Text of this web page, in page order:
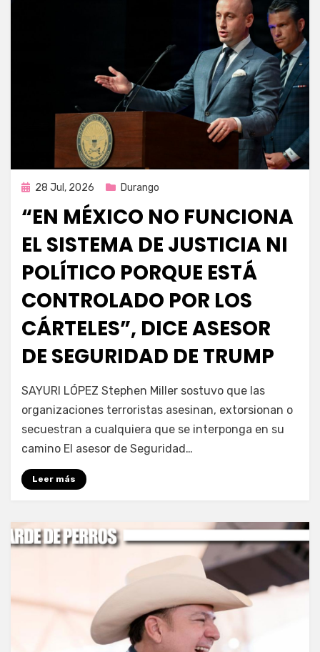
Publicada
28 Jul, 2026 Durango
“EN MÉXICO NO FUNCIONA
EL SISTEMA DE JUSTICIA NI
POLÍTICO PORQUE ESTÁ
CONTROLADO POR LOS
CÁRTELES”, DICE ASESOR
DE SEGURIDAD DE TRUMP
porFernando Miranda Servín
SAYURI LÓPEZ Stephen Miller sostuvo que las
organizaciones terroristas asesinan, extorsionan o
secuestran a cualquiera que se interponga en su
camino El asesor de Seguridad…
Leer más